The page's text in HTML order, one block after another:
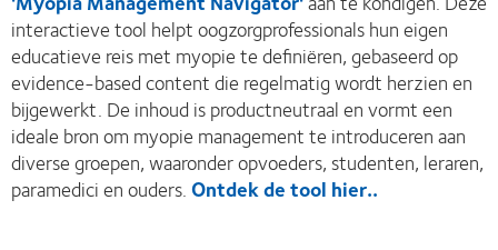
interactieve tool helpt oogzorgprofessionals hun eigen
educatieve reis met myopie te definiëren, gebaseerd op
evidence-based content die regelmatig wordt herzien en
bijgewerkt. De inhoud is productneutraal en vormt een
ideale bron om myopie management te introduceren aan
diverse groepen, waaronder opvoeders, studenten, leraren,
paramedici en ouders.Ontdek de tool hier..